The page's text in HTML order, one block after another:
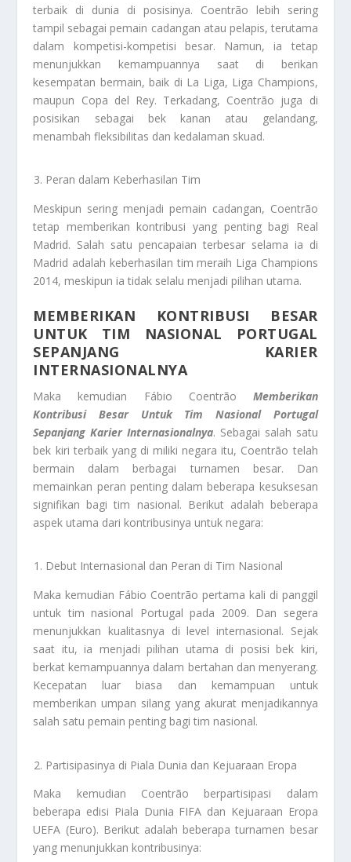
terbaik di dunia di posisinya. Coentrão lebih sering
tampil sebagai pemain cadangan atau pelapis, terutama
dalam kompetisi-kompetisi besar. Namun, ia tetap
menunjukkan kemampuannya saat di berikan
kesempatan bermain, baik di La Liga, Liga Champions,
maupun Copa del Rey. Terkadang, Coentrão juga di
posisikan sebagai bek kanan atau gelandang,
menambah fleksibilitas dan kedalaman skuad.
Peran dalam Keberhasilan Tim
Meskipun sering menjadi pemain cadangan, Coentrão
tetap memberikan kontribusi yang penting bagi Real
Madrid. Salah satu pencapaian terbesar selama ia di
Madrid adalah keberhasilan tim meraih Liga Champions
2014, meskipun ia tidak selalu menjadi pilihan utama.
MEMBERIKAN KONTRIBUSI BESAR
UNTUK TIM NASIONAL PORTUGAL
SEPANJANG KARIER
INTERNASIONALNYA
Maka kemudian Fábio Coentrão Memberikan
Kontribusi Besar Untuk Tim Nasional Portugal
Sepanjang Karier Internasionalnya. Sebagai salah satu
bek kiri terbaik yang di miliki negara itu, Coentrão telah
bermain dalam berbagai turnamen besar. Dan
memainkan peran penting dalam beberapa kesuksesan
signifikan bagi tim nasional. Berikut adalah beberapa
aspek utama dari kontribusinya untuk negara:
Debut Internasional dan Peran di Tim Nasional
Maka kemudian Fábio Coentrão pertama kali di panggil
untuk tim nasional Portugal pada 2009. Dan segera
menunjukkan kualitasnya di level internasional. Sejak
saat itu, ia menjadi pilihan utama di posisi bek kiri,
berkat kemampuannya dalam bertahan dan menyerang.
Kecepatan luar biasa dan kemampuan untuk
memberikan umpan silang yang akurat menjadikannya
salah satu pemain penting bagi tim nasional.
Partisipasinya di Piala Dunia dan Kejuaraan Eropa
Maka kemudian Coentrão berpartisipasi dalam
beberapa edisi Piala Dunia FIFA dan Kejuaraan Eropa
UEFA (Euro). Berikut adalah beberapa turnamen besar
yang menunjukkan kontribusinya: